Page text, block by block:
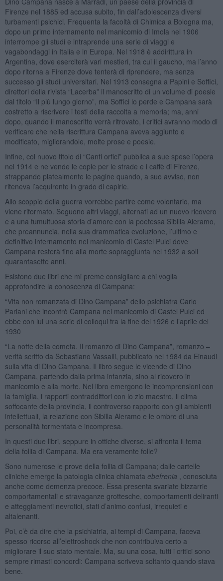
Firenze nel 1885 ed accusa subito, fin dall’adolescenza diversi
turbamenti psichici. Frequenta la facoltà di Chimica a Bologna ma,
dopo un primo internamento nel manicomio di Imola nel 1906
interrompe gli studi e intraprende una serie di viaggi e
vagabondaggi in Italia e in Europa. Nel 1918 è addirittura in
Argentina, dove eserciterà vari mestieri, tra cui il gaucho, ma l’anno
dopo ritorna a Firenze dove tenterà di riprendere, ma senza
successo gli studi universitari. Nel 1913 consegna a Papini e Soffici,
direttori della rivista “Lacerba” il manoscritto di un volume di poesie
dal titolo “Il più lungo giorno”, ma Soffici lo perde e Campana sarà
costretto a riscrivere i testi della raccolta a memoria; ma, anni
dopo, quando il manoscritto verrà ritrovato, i critici avranno modo di
verificare che nella riscrittura Campana aveva aggiunto e
modificato, migliorandole, molte prose e poesie.
Infine, col nuovo titolo di “Canti orfici” pubblica a sue spese l’opera
nel 1914 e ne vende le copie per le strade e i caffè di Firenze,
strappando platealmente le pagine quando, a suo avviso, non
riteneva l’acquirente in grado di capirle.
Allo scoppio della guerra vorrebbe partire come volontario, ma
viene riformato. Seguono altri viaggi, alternati ad un nuovo ricovero
e a una tumultuosa storia d’amore con la poetessa Sibilla Aleramo,
che preannuncia, nella sua drammatica evoluzione, l’ultimo e
definitivo internamento nel manicomio di Castel Pulci dove
Campana resterà fino alla morte sopraggiunta nel 1932 a soli
quarantasette anni.
Esistono due libri che mi preme consigliare a chi voglia
approfondire la conoscenza di Campana:
“Vita non romanzata di Dino Campana” dello psichiatra Carlo
Pariani che incontrò Campana nel manicomio di Castel Pulci ed
ebbe con lui una serie di colloqui tra la fine del 1926 e l’aprile del
1930
“La notte della cometa. Il romanzo di Dino Campana”, romanzo –
verità scritto da Sebastiano Vassalli, pubblicato nel 1984 da Einaudi
sulla vita di Dino Campana. Il libro segue le vicende di Dino
Campana, partendo dalla prima infanzia, sino al ricovero in
manicomio e alla morte. Nel libro emergono le incomprensioni con
la famiglia, i rapporti contraddittori con lo zio maestro, il clima
soffocante della provincia, il controverso rapporto con gli ambienti
intellettuali, la relazione con Sibilla Aleramo e le ombre di una
personalità tormentata e incompresa.
In questi due libri, seppure in ottiche diverse, si affronta il tema
della follia di Campana. Ma era veramente folle?
Sono numerose le prove della follia di Campana; dalle cartelle
cliniche emerge la patologia clinica chiamata ebefrenia
, conosciuta
anche come demenza precoce. Essa presenta svariate bizzarrie
comportamentali e stravaganze grottesche, comportamenti deliranti
e atteggiamenti nevrotici, stati d’animo confusi, irrequieti e
altalenanti.
Poi, c’è da dire che la psichiatria, ai tempi di Campana, faceva
spesso ricorso all’elettroshock che non contribuiva certo a
migliorare il suo stato mentale. Ma, su una cosa, tutti i critici sono
sempre rimasti concordi: Campana scriveva soltanto quando stava
bene.